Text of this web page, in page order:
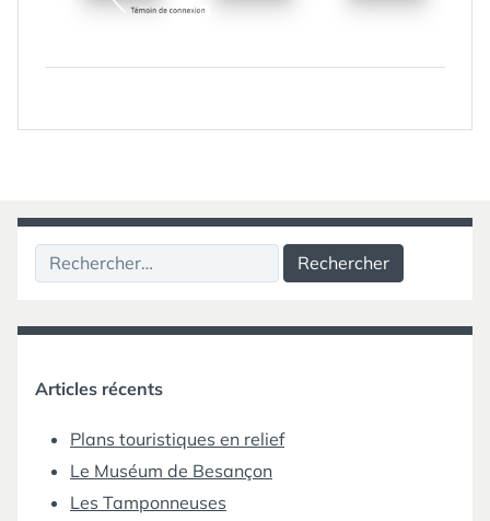
Rechercher :
Articles récents
Plans touristiques en relief
Le Muséum de Besançon
Les Tamponneuses